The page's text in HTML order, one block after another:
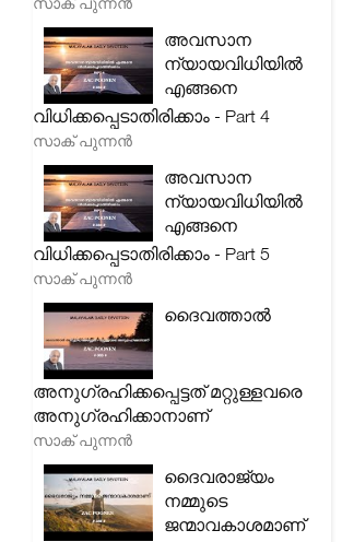
അവസാന
ന്യായവിധിയിൽ
എങ്ങനെ
വിധിക്കപ്പെടാതിരിക്കാം - Part 4
സാക് പുന്നൻ
അവസാന
ന്യായവിധിയിൽ
എങ്ങനെ
വിധിക്കപ്പെടാതിരിക്കാം - Part 5
സാക് പുന്നൻ
ദൈവത്താൽ
അനുഗ്രഹിക്കപ്പെട്ടത് മറ്റുള്ളവരെ
അനുഗ്രഹിക്കാനാണ്
സാക് പുന്നൻ
ദൈവരാജ്യം
നമ്മുടെ
ജന്മാവകാശമാണ്